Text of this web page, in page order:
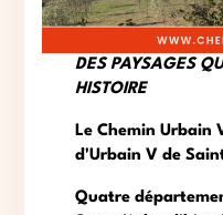
DES PAYSAGES
HISTOIRE
Le Chemin Urbain
d'Urbain V de
Quatre